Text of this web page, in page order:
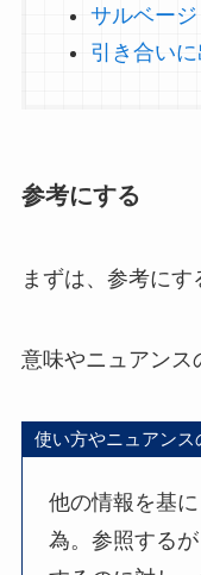
サルベージ
引き合い
参考にする
まずは、参考にす
意味やニュアンス
使い方やニュアンス
他の情報を基
為。参照する